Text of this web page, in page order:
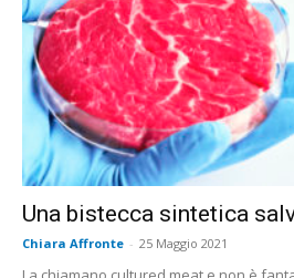
Una bistecca sintetica
Chiara Affronte - 25 Maggio 2021